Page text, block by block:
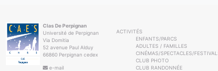
Clas De Perpignan
Université de Perpignan
Via Domitia
52 avenue Paul Alduy
66860 Perpignan cedex
e-mail
ACTIVITÉS
ENFANTS/PARCS
ADULTES / FAMILLES
CINÉMAS/SPECTACLES/
CLUB PHOTO
CLUB RANDONNÉE